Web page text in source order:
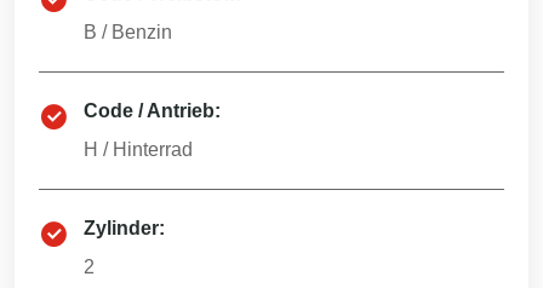
B / Benzin
Code / Antrieb:
H / Hinterrad
Zylinder:
2